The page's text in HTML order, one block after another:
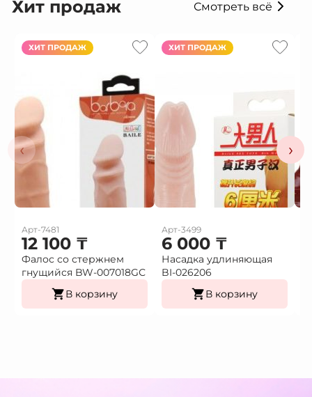
Хит продаж Смотреть всё
‹
ХИТ ПРОДАЖ
Арт-7481
12 100 ₸
Фалос со стержнем
гнущийся BW-007018GС
В корзину
ХИТ ПРОДАЖ
Арт-3499
6 000 ₸
Насадка удлиняющая
BI-026206
В корзину
›